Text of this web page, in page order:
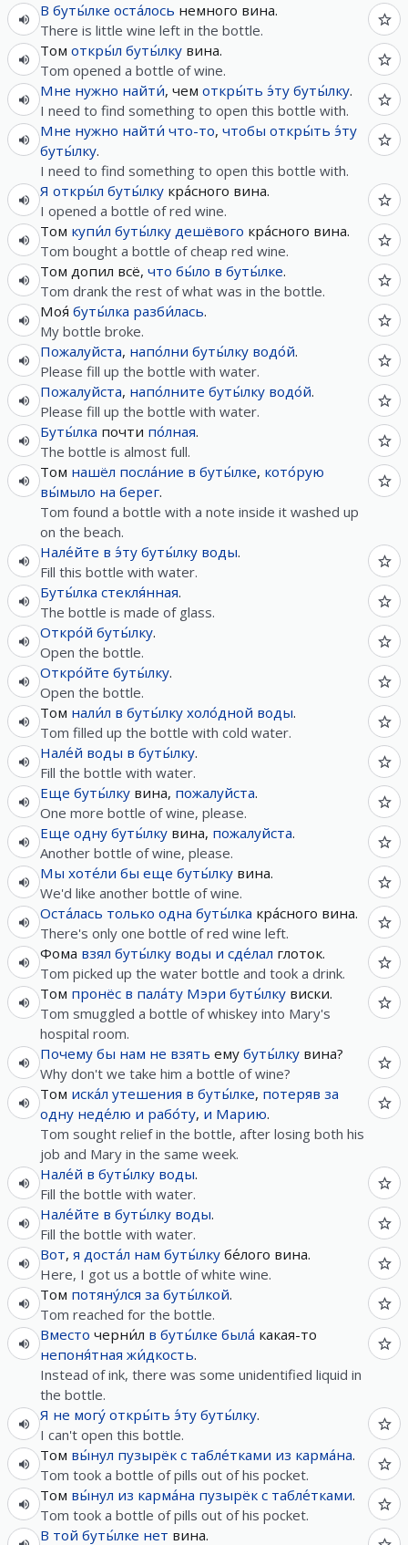
В буты́лке оста́лось немного вина.
There is little wine left in the bottle.
Том откры́л буты́лку вина.
Tom opened a bottle of wine.
Мне нужно найти́, чем откры́ть э́ту буты́лку.
I need to find something to open this bottle with.
Мне нужно найти́ что-то, чтобы откры́ть э́ту
буты́лку.
I need to find something to open this bottle with.
Я откры́л буты́лку кра́сного вина.
I opened a bottle of red wine.
Том купи́л буты́лку дешёвого кра́сного вина.
Tom bought a bottle of cheap red wine.
Том допил всё, что бы́ло в буты́лке.
Tom drank the rest of what was in the bottle.
Моя́ буты́лка разби́лась.
My bottle broke.
Пожалуйста, напо́лни буты́лку водо́й.
Please fill up the bottle with water.
Пожалуйста, напо́лните буты́лку водо́й.
Please fill up the bottle with water.
Буты́лка почти по́лная.
The bottle is almost full.
Том нашёл посла́ние в буты́лке, кото́рую
вы́мыло на берег.
Tom found a bottle with a note inside it washed up
on the beach.
Нале́йте в э́ту буты́лку воды.
Fill this bottle with water.
Буты́лка стекля́нная.
The bottle is made of glass.
Откро́й буты́лку.
Open the bottle.
Откро́йте буты́лку.
Open the bottle.
Том нали́л в буты́лку холо́дной воды.
Tom filled up the bottle with cold water.
Нале́й воды в буты́лку.
Fill the bottle with water.
Еще буты́лку вина, пожалуйста.
One more bottle of wine, please.
Еще одну буты́лку вина, пожалуйста.
Another bottle of wine, please.
Мы хоте́ли бы еще буты́лку вина.
We'd like another bottle of wine.
Оста́лась только одна буты́лка кра́сного вина.
There's only one bottle of red wine left.
Фома взял буты́лку воды и сде́лал глоток.
Tom picked up the water bottle and took a drink.
Том пронёс в пала́ту Мэри буты́лку виски.
Tom smuggled a bottle of whiskey into Mary's
hospital room.
Почему бы нам не взять ему буты́лку вина?
Why don't we take him a bottle of wine?
Том иска́л утешения в буты́лке, потеряв за
одну неде́лю и рабо́ту, и Марию.
Tom sought relief in the bottle, after losing both his
job and Mary in the same week.
Нале́й в буты́лку воды.
Fill the bottle with water.
Нале́йте в буты́лку воды.
Fill the bottle with water.
Вот, я доста́л нам буты́лку бе́лого вина.
Here, I got us a bottle of white wine.
Том потяну́лся за буты́лкой.
Tom reached for the bottle.
Вместо черни́л в буты́лке была́ какая-то
непоня́тная жи́дкость.
Instead of ink, there was some unidentified liquid in
the bottle.
Я не могу́ откры́ть э́ту буты́лку.
I can't open this bottle.
Том вы́нул пузырёк с табле́тками из карма́на.
Tom took a bottle of pills out of his pocket.
Том вы́нул из карма́на пузырёк с табле́тками.
Tom took a bottle of pills out of his pocket.
В той буты́лке нет вина.